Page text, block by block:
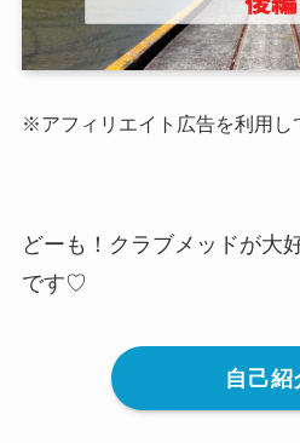
※アフィリエイト広告を利用し
どーも！クラブメッドが大
です♡
自己紹